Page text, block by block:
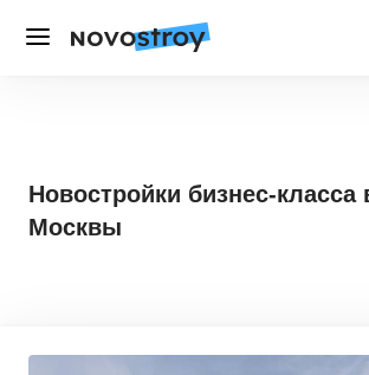
Новостройки бизнес-класса
Москвы